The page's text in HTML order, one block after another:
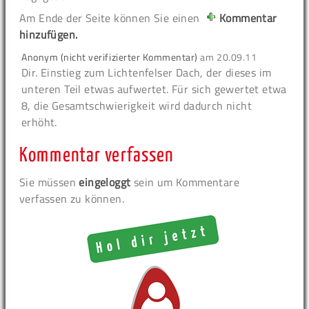
Am Ende der Seite können Sie einen
Kommentar
hinzufügen.
Anonym (nicht verifizierter Kommentar) am 20.09.11
Dir. Einstieg zum Lichtenfelser Dach, der dieses im
unteren Teil etwas aufwertet. Für sich gewertet etwa
8, die Gesamtschwierigkeit wird dadurch nicht
erhöht.
Kommentar verfassen
Sie müsseneingeloggt sein um Kommentare
verfassen zu können.